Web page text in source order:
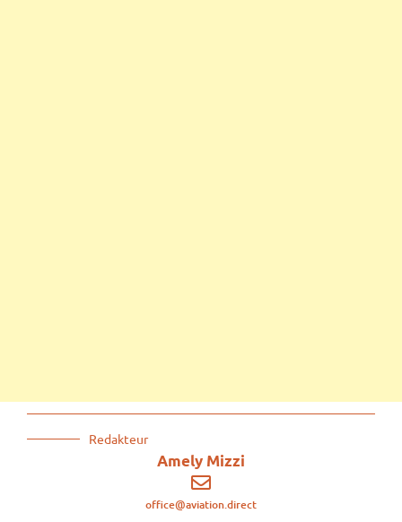
Redakteur
Amely Mizzi
office@aviation.direct